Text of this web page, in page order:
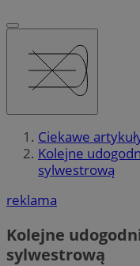
Ciekawe
Kolejne
sylwestrową
reklama
Kolejne
sylwestrową